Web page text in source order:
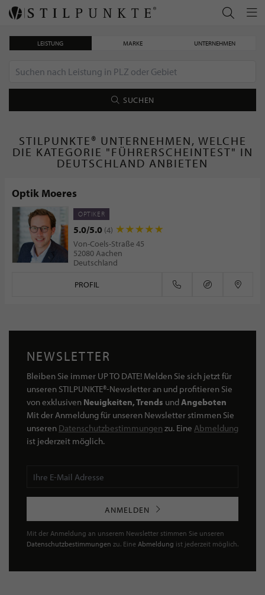
LEISTUNG MARKE UNTERNEHMEN
SUCHEN
STILPUNKTE® UNTERNEHMEN, WELCHE
DIE KATEGORIE "FÜHRERSCHEINTEST" IN
DEUTSCHLAND ANBIETEN
Optik Moeres
OPTIKER
5.0/5.0 (4)
Von-Coels-Straße 45
52080 Aachen
Deutschland
PROFIL
NEWSLETTER
Bleiben Sie immer UP TO DATE! Melden Sie sich jetzt für
unseren STILPUNKTE®-Newsletter an und profitieren Sie
von exklusiven Neuigkeiten, Trends undAngeboten
Mit der Anmeldung für unseren Newsletter stimmen Sie
unseren Datenschutzbestimmungen zu. Eine Abmeldung
ist jederzeit möglich.
ANMELDEN
Mit der Anmeldung an unserem Newsletter stimmen Sie unseren
Datenschutzbestimmungen zu. Eine Abmeldung ist jederzeit möglich.